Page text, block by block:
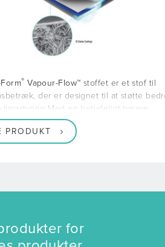
® Vapour-Flow™ stoffet er et stof til
der er designet til at støtte
Med en betydeligt højere
PRODUKT
for